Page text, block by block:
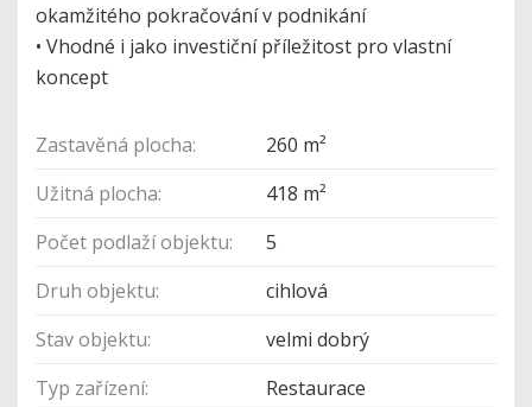
okamžitého pokračování v podnikání
• Vhodné i jako investiční příležitost pro vlastní
koncept
Zastavěná plocha:
260 m²
Užitná plocha:
418 m²
Počet podlaží objektu:
5
Druh objektu:
cihlová
Stav objektu:
velmi dobrý
Typ zařízení:
Restaurace